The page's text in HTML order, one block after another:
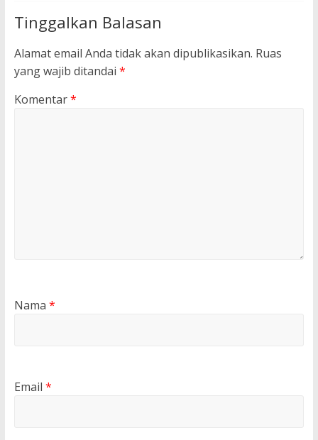
Tinggalkan Balasan
Alamat email Anda tidak akan dipublikasikan. Ruas
yang wajib ditandai *
Komentar*
Nama *
Email *